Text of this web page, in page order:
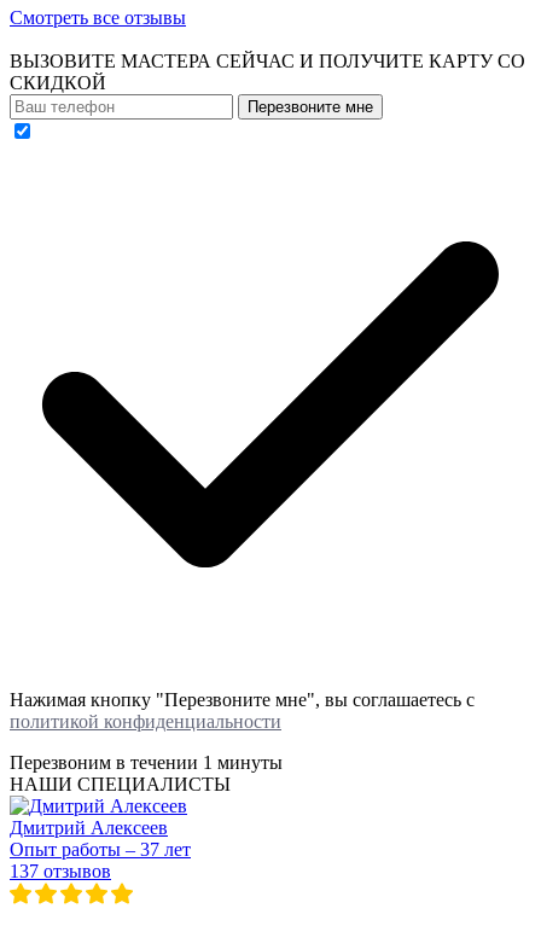
Смотреть все отзывы
ВЫЗОВИТЕ МАСТЕРА СЕЙЧАС И ПОЛУЧИТЕ КАРТУ СО
СКИДКОЙ
Перезвоните мне
Нажимая кнопку "Перезвоните мне", вы соглашаетесь с
политикой конфиденциальности
Перезвоним в течении 1 минуты
НАШИ СПЕЦИАЛИСТЫ
Дмитрий Алексеев
Опыт работы – 37 лет
137 отзывов